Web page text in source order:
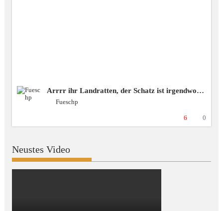
Arrrr ihr Landratten, der Schatz ist irgendwo da draussen! ❗️spende❗️blubbercast❗️Discord ❗️BSG [+18 GER]
Fueschp
6 0
Neustes Video